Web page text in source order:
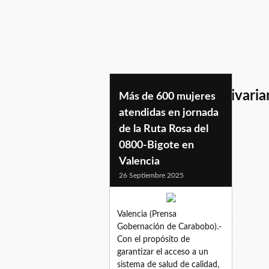
Más de 600 mujeres
atendidas en jornada
de la Ruta Rosa del
0800-Bigote en
Valencia
26 Septiembre 2025
Valencia (Prensa
Gobernación de Carabobo).-
Con el propósito de
garantizar el acceso a un
sistema de salud de calidad,